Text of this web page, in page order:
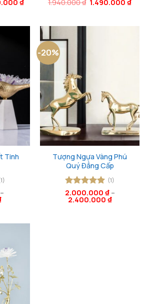
₫
Được xếp
1.940.000₫ 1.490.000₫
Tinh
–
-20%
Tượng Ngựa Vàng Phú
Quý Đẳng Cấp
Được xếp
hạng55
(1)
2.000.000 ₫–
2.400.000 ₫